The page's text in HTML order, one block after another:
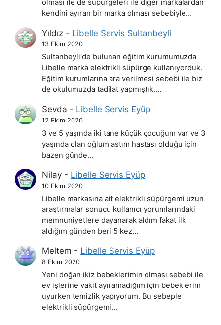
olması ile de süpürgeleri ile diğer markalardan
kendini ayıran bir marka olması sebebiyle…
Yıldız - Libelle Servis Sultanbeyli
13 Ekim 2020
Sultanbeyli‘de bulunan eğitim kurumumuzda
Libelle marka elektrikli süpürge kullanıyorduk.
Eğitim kurumlarına ara verilmesi sebebi ile biz
de okulumuzda tadilat yapmıştık.…
Sevda - Libelle Servis Eyüp
12 Ekim 2020
3 ve 5 yaşında iki tane küçük çocuğum var ve 3
yaşında olan oğlum astım hastası olduğu için
bazen günde…
Nilay - Libelle Servis Eyüp
10 Ekim 2020
Libelle markasına ait elektrikli süpürgemi uzun
araştırmalar sonucu kullanıcı yorumlarındaki
memnuniyetlere dayanarak aldım fakat ilk
aldığım günden beri 5 kez…
Meltem - Libelle Servis Eyüp
8 Ekim 2020
Yeni doğan ikiz bebeklerimin olması sebebi ile
ev işlerine vakit ayıramadığım için bebeklerim
uyurken temizlik yapıyorum. Bu sebeple
elektrikli süpürgemi…